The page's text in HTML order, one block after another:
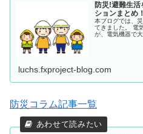
防災!避難生
ションまとめ！
本ブログでは、
てきました。 電
が、電気機器で
luchs.fxproject-blog.com
防災コラム記事一覧